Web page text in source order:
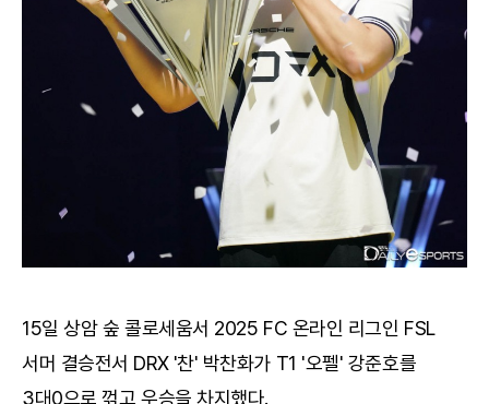
15일 상암 숲 콜로세움서 2025 FC 온라인 리그인 FSL
서머 결승전서 DRX '찬' 박찬화가 T1 '오펠' 강준호를
3대0으로 꺾고 우승을 차지했다.